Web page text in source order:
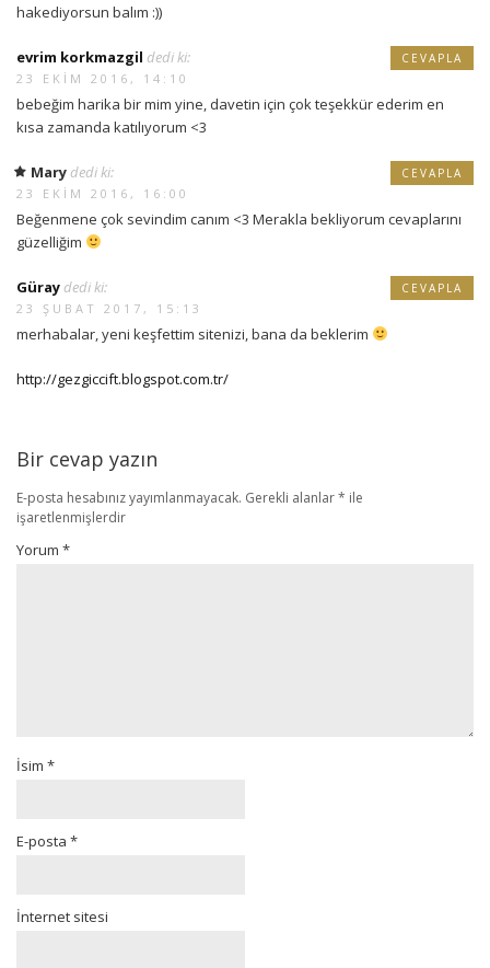
hakediyorsun balım :))
evrim korkmazgil dedi ki:
23 EKIM 2016, 14:10
bebeğim harika bir mim yine, davetin için çok teşekkür ederim en
kısa zamanda katılıyorum <3
CEVAPLA
Mary dedi ki:
23 EKIM 2016, 16:00
Beğenmene çok sevindim canım <3 Merakla bekliyorum cevaplarını
güzelliğim
CEVAPLA
Güray dedi ki:
23 ŞUBAT 2017, 15:13
merhabalar, yeni keşfettim sitenizi, bana da beklerim
http://gezgiccift.blogspot.com.tr/
CEVAPLA
Bir cevap yazın
E-posta hesabınız yayımlanmayacak. Gerekli alanlar* ile
işaretlenmişlerdir
Yorum *
İsim *
E-posta *
İnternet sitesi